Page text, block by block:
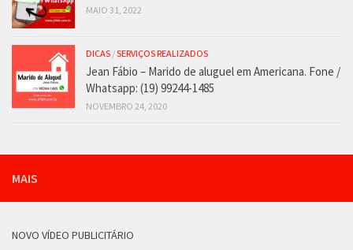
MAIO 31, 2022
DICAS /SERVIÇOS REALIZADOS
Jean Fábio – Marido de aluguel em Americana. Fone /
Whatsapp: (19) 99244-1485
NOVEMBRO 24, 2020
MAIS
NOVO VÍDEO PUBLICITÁRIO